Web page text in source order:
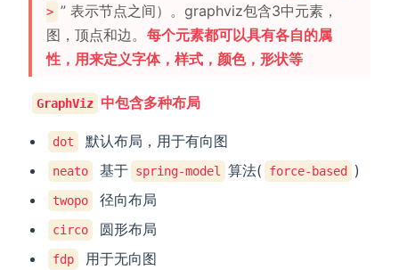
> ” 表示节点之间）。graphviz包含3中元素，
图，顶点和边。 每个元素都可以具有各自的属
性，用来定义字体，样式，颜色，形状等
GraphViz 中包含多种布局
dot 默认布局，用于有向图
neato 基于 spring-model 算法( force-based )
twopo 径向布局
circo 圆形布局
fdp 用于无向图